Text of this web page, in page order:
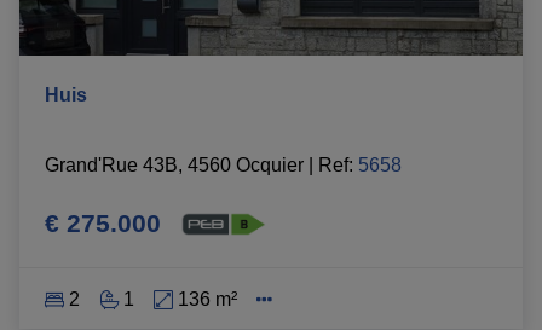
Huis
Grand'Rue 43B, 4560 Ocquier Ref: 5658
€ 275.000
2 1 136 m²